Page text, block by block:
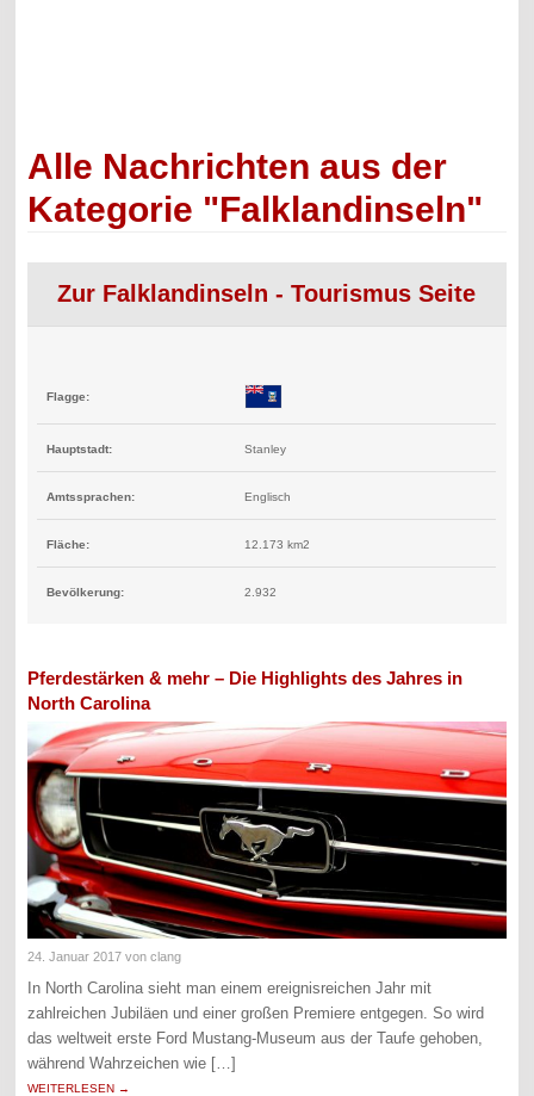
Alle Nachrichten aus der
Kategorie "Falklandinseln"
Zur Falklandinseln - Tourismus Seite
Flagge:
Hauptstadt: Stanley
Amtssprachen: Englisch
Fläche: 12.173 km2
Bevölkerung: 2.932
Pferdestärken & mehr – Die Highlights des Jahres in
North Carolina
24. Januar 2017 von clang
In North Carolina sieht man einem ereignisreichen Jahr mit
zahlreichen Jubiläen und einer großen Premiere entgegen. So wird
das weltweit erste Ford Mustang-Museum aus der Taufe gehoben,
während Wahrzeichen wie […]
WEITERLESEN →